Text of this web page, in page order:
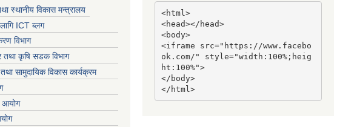
स्थानीय विकास मन्त्रालय
ICT ब्लग
विभाग
तथा कृषि सडक विभाग
सामुदायिक विकास कार्यक्रम
आयोग
<html>
<head></head>
<body>
<iframe src="https://www.facebo
ok.com/" style="width:100%;heig
ht:100%">
</body>
</html>